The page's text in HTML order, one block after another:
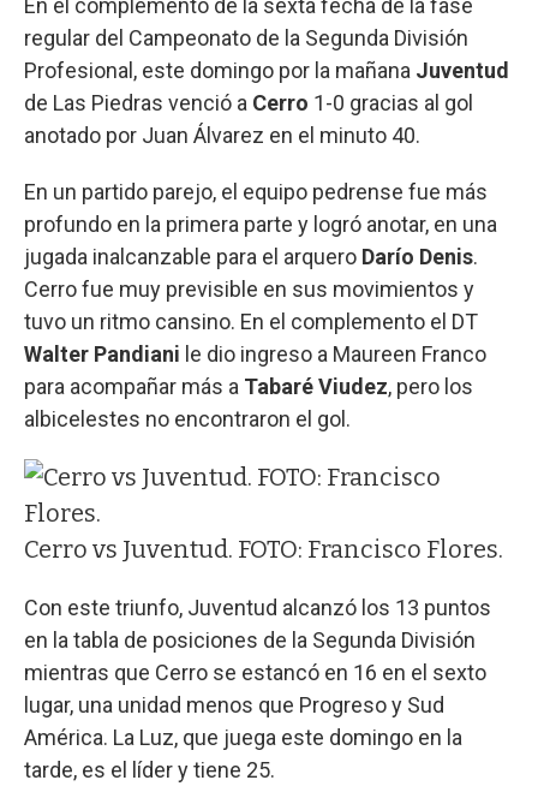
En el complemento de la sexta fecha de la fase
regular del Campeonato de la Segunda División
Profesional, este domingo por la mañana Juventud
de Las Piedras venció a Cerro 1-0 gracias al gol
anotado por Juan Álvarez en el minuto 40.
En un partido parejo, el equipo pedrense fue más
profundo en la primera parte y logró anotar, en una
jugada inalcanzable para el arquero Darío Denis.
Cerro fue muy previsible en sus movimientos y
tuvo un ritmo cansino. En el complemento el DT
Walter Pandiani le dio ingreso a Maureen Franco
para acompañar más a Tabaré Viudez, pero los
albicelestes no encontraron el gol.
Cerro vs Juventud. FOTO: Francisco Flores.
Con este triunfo, Juventud alcanzó los 13 puntos
en la tabla de posiciones de la Segunda División
mientras que Cerro se estancó en 16 en el sexto
lugar, una unidad menos que Progreso y Sud
América. La Luz, que juega este domingo en la
tarde, es el líder y tiene 25.